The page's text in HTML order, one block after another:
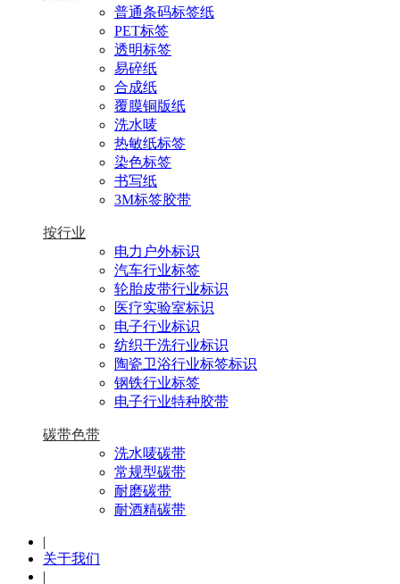
普通条码标签纸
PET标签
透明标签
易碎纸
合成纸
覆膜铜版纸
洗水唛
热敏纸标签
染色标签
书写纸
3M标签胶带
按行业
电力户外标识
汽车行业标签
轮胎皮带行业标识
医疗实验室标识
电子行业标识
纺织干洗行业标识
陶瓷卫浴行业标签标识
钢铁行业标签
电子行业特种胶带
碳带色带
洗水唛碳带
常规型碳带
耐磨碳带
耐酒精碳带
|
关于我们
|